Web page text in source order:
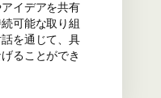
イデアを共有
可能な取り組
を通じて、具
ることができ